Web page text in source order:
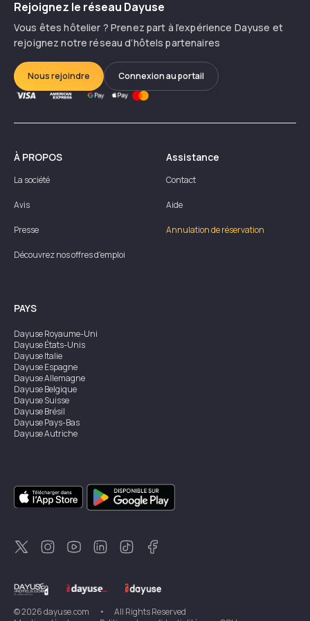
Rejoignez le réseau Dayuse
Vous êtes hôtelier ? Prenez part à l’expérience Dayuse et
rejoignez notre réseau d’hôtels partenaires
Nous rejoindre Connexion au portail
À PROPOS
La société
Avis
Presse
Découvrez nos offres d'emploi
Assistance
Contact
Aide
Annulation de réservation
PAYS
DayuseRoyaume-Uni
DayuseÉtats-Unis
DayuseItalie
DayuseEspagne
DayuseAllemagne
DayuseBelgique
DayuseSuisse
DayuseBrésil
DayusePays-Bas
DayuseAutriche
DayuseSingapour
DayuseSuède
DayuseThaïlande
DayuseNouvelle-Zélande
DayuseTurquie
©2026dayuse.com •
All Rights Reserved